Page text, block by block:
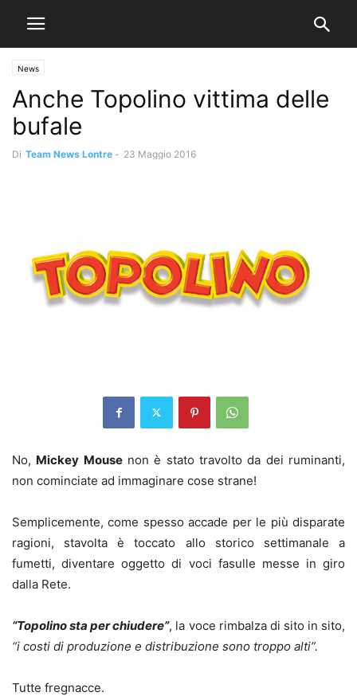
News
Anche Topolino vittima delle
bufale
Di Team News Lontre - 23 Maggio 2016
No, Mickey Mousenon è stato travolto da dei ruminanti,
non cominciate ad immaginare cose strane!
Semplicemente, come spesso accade per le più disparate
ragioni, stavolta è toccato allo storico settimanale a
fumetti, diventare oggetto di voci fasulle messe in giro
dalla Rete.
“Topolino sta per chiudere”, la voce rimbalza di sito in sito,
“i costi di produzione e distribuzione sono troppo alti”.
Tutte fregnacce.